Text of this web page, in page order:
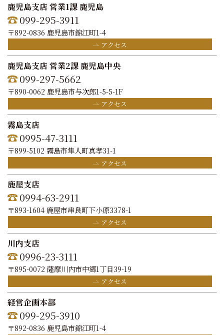
鹿児島支店 営業1課 鹿児島
099-295-3911
〒892-0836 鹿児島市錦江町1-4
アクセス
鹿児島支店 営業2課 鹿児島中央
099-297-5662
〒890-0062 鹿児島市与次郎1-5-5-1F
アクセス
霧島支店
0995-47-3111
〒899-5102 霧島市隼人町真孝31-1
アクセス
鹿屋支店
0994-63-2911
〒893-1604 鹿屋市串良町下小原3378-1
アクセス
川内支店
0996-23-3111
〒895-0072 薩摩川内市中郷1丁目39-19
アクセス
経営企画本部
099-295-3910
〒892-0836 鹿児島市錦江町1-4